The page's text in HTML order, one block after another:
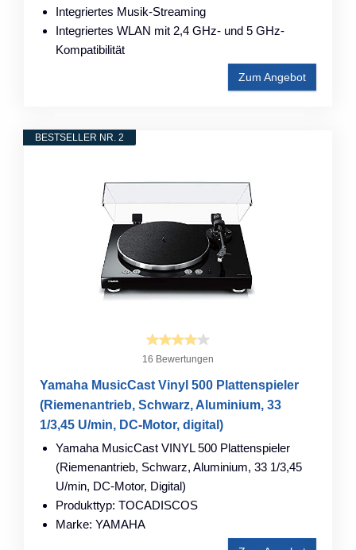
Integriertes Musik-Streaming
Integriertes WLAN mit 2,4 GHz- und 5 GHz-
Kompatibilität
Zum Angebot
BESTSELLER NR. 2
16 Bewertungen
Yamaha MusicCast Vinyl 500 Plattenspieler
(Riemenantrieb, Schwarz, Aluminium, 33
1/3,45 U/min, DC-Motor, digital)
Yamaha MusicCast VINYL 500 Plattenspieler
(Riemenantrieb, Schwarz, Aluminium, 33 1/3,45
U/min, DC-Motor, Digital)
Produkttyp: TOCADISCOS
Marke: YAMAHA